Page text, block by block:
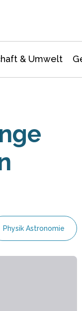
& Umwelt
Physik Astronomie